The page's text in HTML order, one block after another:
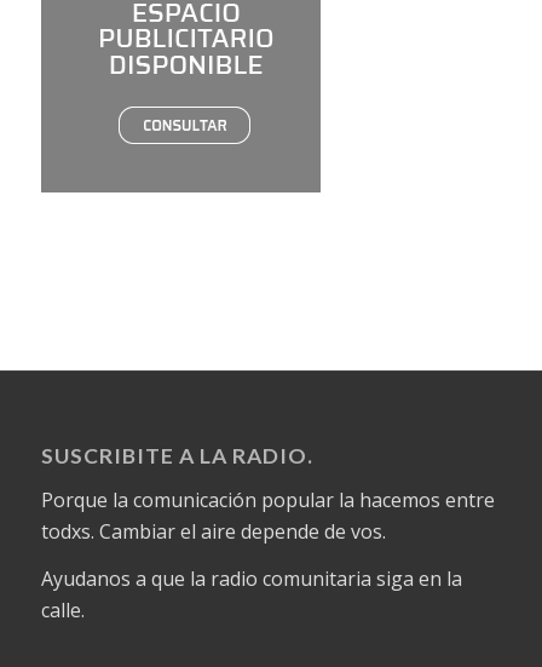
SUSCRIBITE A LA RADIO.
Porque la comunicación popular la hacemos entre
todxs. Cambiar el aire depende de vos.
Ayudanos a que la radio comunitaria siga en la
calle.